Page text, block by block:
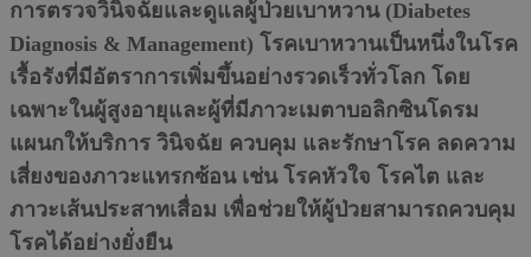
การตรวจวินิจฉัยและดูแลผู้ป่วยเบาหวาน (Diabetes
Diagnosis & Management) โรคเบาหวานเป็นหนึ่งในโรค
เรื้อรังที่มีอัตราการเพิ่มขึ้นอย่างรวดเร็วทั่วโลก โดย
เฉพาะในผู้สูงอายุและผู้ที่มีภาวะเมตาบอลิกซินโดรม
แผนกให้บริการ วินิจฉัย ควบคุม และรักษาโรค ลดความ
เสี่ยงของภาวะแทรกซ้อน เช่น โรคหัวใจ โรคไต และ
ภาวะเส้นประสาทเสื่อม เพื่อช่วยให้ผู้ป่วยสามารถควบคุม
โรคได้อย่างยั่งยืน